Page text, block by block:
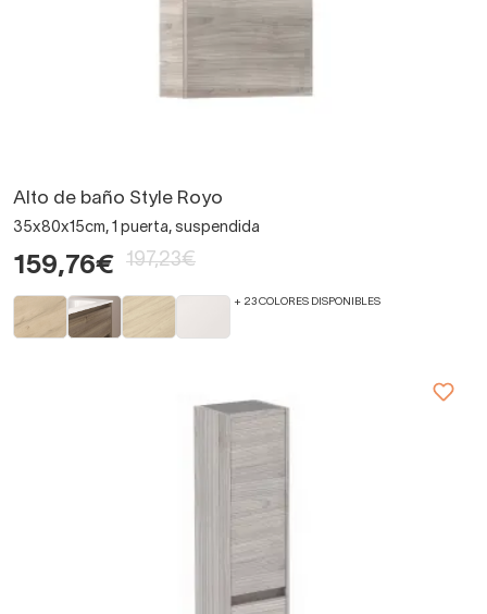
Alto de baño Style Royo
35x80x15cm, 1 puerta, suspendida
159,76€ 197,23€
+ 23 COLORES DISPONIBLES